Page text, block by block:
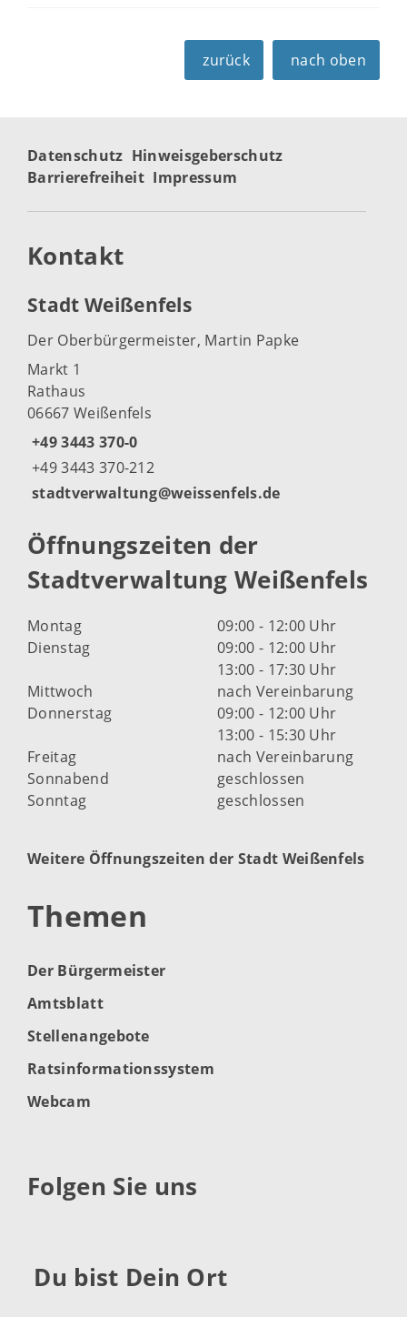
zurück nach oben
Datenschutz Hinweisgeberschutz
Barrierefreiheit Impressum
Kontakt
Stadt Weißenfels
Der Oberbürgermeister, Martin Papke
Markt 1
Rathaus
06667 Weißenfels
+49 3443 370-0
+49 3443 370-212
stadtverwaltung@weissenfels.de
Öffnungszeiten der
Stadtverwaltung Weißenfels
Montag
09:00 - 12:00 Uhr
Dienstag
09:00 - 12:00 Uhr
13:00 - 17:30 Uhr
Mittwoch
nach Vereinbarung
Donnerstag
09:00 - 12:00 Uhr
13:00 - 15:30 Uhr
Freitag
nach Vereinbarung
Sonnabend
geschlossen
Sonntag
geschlossen
Weitere Öffnungszeiten der Stadt Weißenfels
Themen
Der Bürgermeister
Amtsblatt
Stellenangebote
Ratsinformationssystem
Webcam
Folgen Sie uns
Du bist Dein Ort